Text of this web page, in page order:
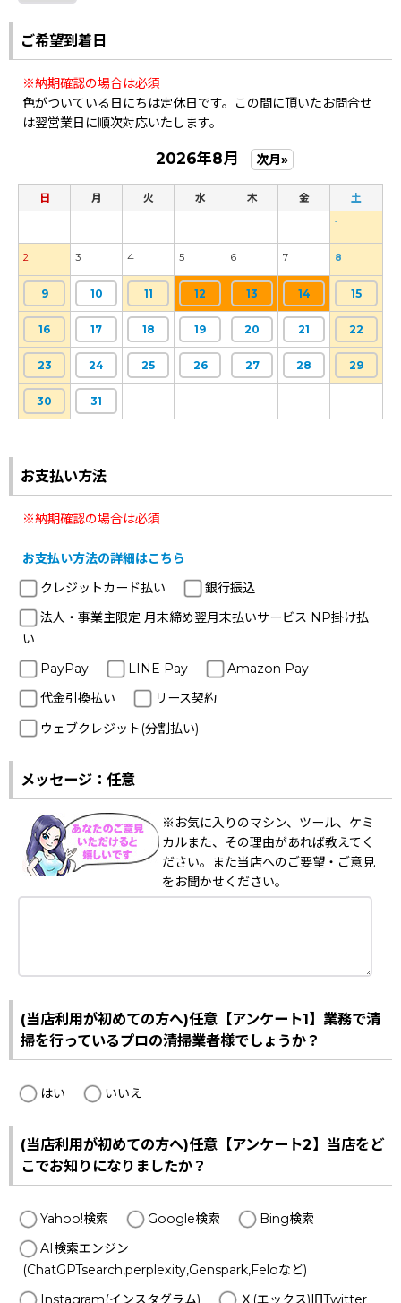
ご希望到着日
※納期確認の場合は必須
色がついている日にちは定休日です。この間に頂いたお問合せ
は翌営業日に順次対応いたします。
2026年8月 次月»
日 月 火 水 木 金 土
1
2 3 4 5 6 7 8
9 10 11 12 13 14 15
16 17 18 19 20 21 22
23 24 25 26 27 28 29
30 31
お支払い方法
※納期確認の場合は必須
お支払い方法の詳細はこちら
クレジットカード払い
銀行振込
法人・事業主限定 月末締め翌月末払いサービス NP掛け払
い
PayPay
LINE Pay
Amazon Pay
代金引換払い
リース契約
ウェブクレジット(分割払い)
メッセージ：任意
※お気に入りのマシン、ツール、ケミ
カルまた、その理由があれば教えてく
ださい。また当店へのご要望・ご意見
をお聞かせください。
(当店利用が初めての方へ)任意【アンケート1】業務で清
掃を行っているプロの清掃業者様でしょうか？
はい いいえ
(当店利用が初めての方へ)任意【アンケート2】当店をど
こでお知りになりましたか？
Yahoo!検索 Google検索
Bing検索
AI検索エンジン
(ChatGPTsearch,perplexity,Genspark,Feloなど)
Instagram(インスタグラム)
Ｘ(エックス)旧Twitter